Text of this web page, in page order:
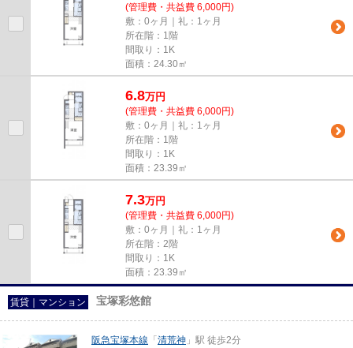
(管理費・共益費 6,000円)
敷：0ヶ月｜礼：1ヶ月
所在階：1階
間取り：1K
面積：24.30㎡
6.8万円
(管理費・共益費 6,000円)
敷：0ヶ月｜礼：1ヶ月
所在階：1階
間取り：1K
面積：23.39㎡
7.3万円
(管理費・共益費 6,000円)
敷：0ヶ月｜礼：1ヶ月
所在階：2階
間取り：1K
面積：23.39㎡
賃貸｜マンション 宝塚彩悠館
阪急宝塚本線 「 清荒神 」駅 徒歩2分